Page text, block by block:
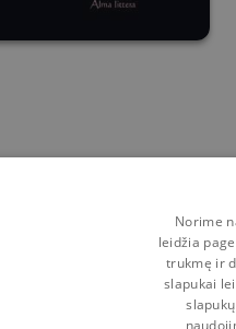
Norime
leidžia
trukmę ir
slapukai